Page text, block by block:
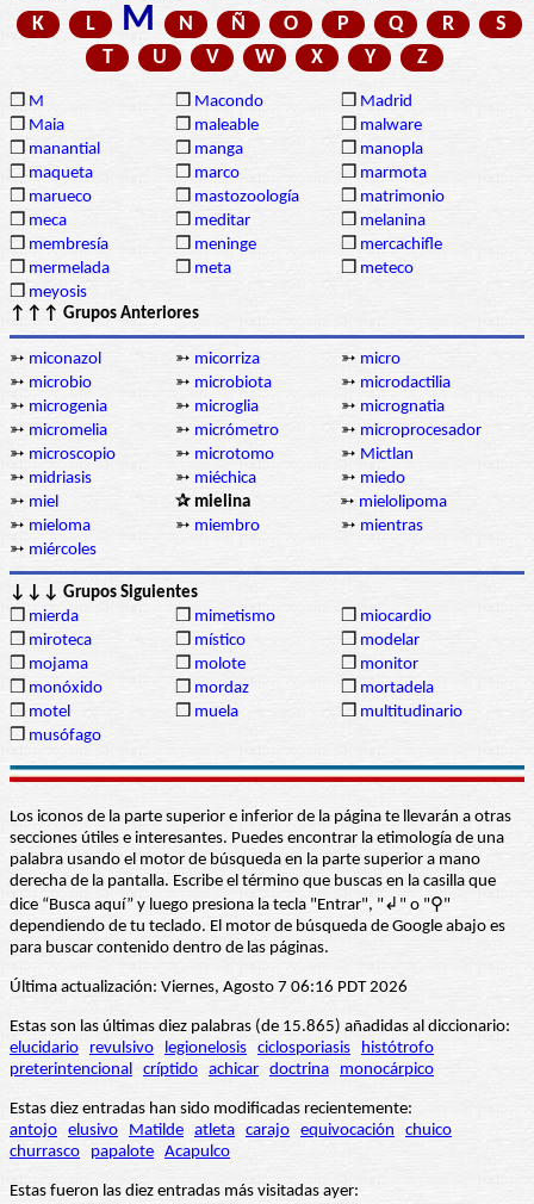
K
L M N Ñ O P Q R
S
T
U V W X Y Z
❒ M ❒ Macondo ❒ Madrid
❒ Maia ❒ maleable ❒ malware
❒ manantial ❒ manga ❒ manopla
❒ maqueta ❒ marco ❒ marmota
❒ marueco ❒ mastozoología ❒ matrimonio
❒ meca ❒ meditar ❒ melanina
❒ membresía ❒ meninge ❒ mercachifle
❒ mermelada ❒ meta ❒ meteco
❒ meyosis
↑↑↑ Grupos Anteriores
➳ miconazol ➳ micorriza ➳ micro
➳ microbio ➳ microbiota ➳ microdactilia
➳ microgenia ➳ microglia ➳ micrognatia
➳ micromelia ➳ micrómetro ➳ microprocesador
➳ microscopio ➳ microtomo ➳ Mictlan
➳ midriasis ➳ miéchica ➳ miedo
➳ miel ✰ mielina ➳ mielolipoma
➳ mieloma ➳ miembro ➳ mientras
➳ miércoles
↓↓↓ Grupos Siguientes
❒ mierda ❒ mimetismo ❒ miocardio
❒ miroteca ❒ místico ❒ modelar
❒ mojama ❒ molote ❒ monitor
❒ monóxido ❒ mordaz ❒ mortadela
❒ motel ❒ muela ❒ multitudinario
❒ musófago
Los iconos de la parte superior e inferior de la página te llevarán a otras
secciones útiles e interesantes. Puedes encontrar la etimología de una
palabra usando el motor de búsqueda en la parte superior a mano
derecha de la pantalla. Escribe el término que buscas en la casilla que
dice “Busca aquí” y luego presiona la tecla "Entrar", "↲" o "⚲"
dependiendo de tu teclado. El motor de búsqueda de Google abajo es
para buscar contenido dentro de las páginas.
Última actualización: Viernes, Agosto 7 06:16 PDT 2026
Estas son las últimas diez palabras (de 15.865) añadidas al diccionario:
elucidario
revulsivo legionelosis ciclosporiasis
histótrofo
preterintencional críptido achicar doctrina monocárpico
Estas diez entradas han sido modificadas recientemente:
antojo elusivo Matilde atleta carajo equivocación
chuico
churrasco
papalote Acapulco
Estas fueron las diez entradas más visitadas ayer: